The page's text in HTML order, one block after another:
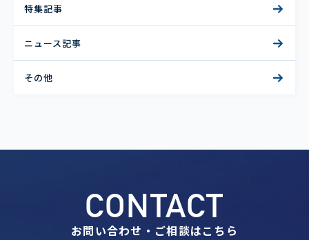
特集記事
ニュース記事
その他
CONTACT
お問い合わせ・ご相談はこちら